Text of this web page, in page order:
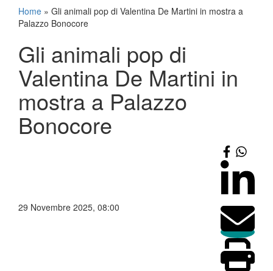
Home » Gli animali pop di Valentina De Martini in mostra a
Palazzo Bonocore
Gli animali pop di
Valentina De Martini in
mostra a Palazzo
Bonocore
29 Novembre 2025, 08:00